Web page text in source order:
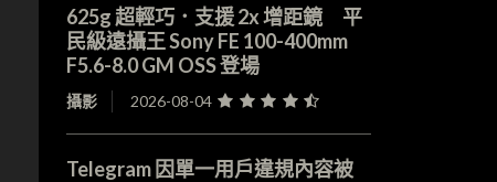
625g 超輕巧．支援 2x 增距鏡 平
民級遠攝王 Sony FE 100-400mm
F5.6-8.0 GM OSS 登場
攝影 2026-08-04
Telegram 因單一用戶違規內容被